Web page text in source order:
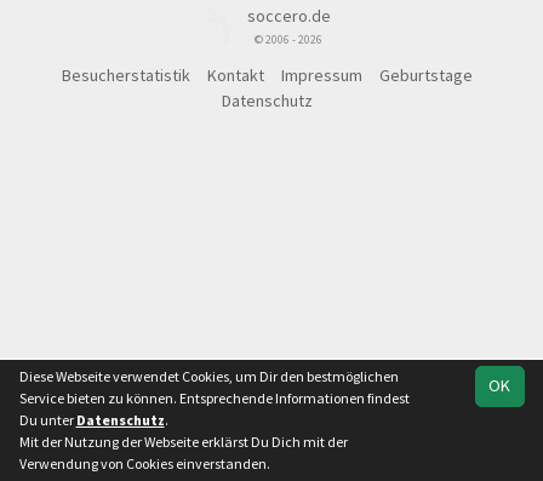
soccero.de
© 2006 - 2026
Besucherstatistik Kontakt Impressum
Geburtstage
Datenschutz
OK
Diese Webseite verwendet Cookies, um Dir den bestmöglichen
Service bieten zu können. Entsprechende Informationen findest
Du unter Datenschutz.
Mit der Nutzung der Webseite erklärst Du Dich mit der
Verwendung von Cookies einverstanden.